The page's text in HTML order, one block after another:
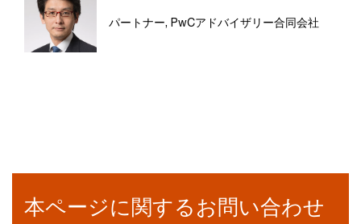
パートナー, PwCアドバイザリー合同会社
本ページに関するお問い合わせ